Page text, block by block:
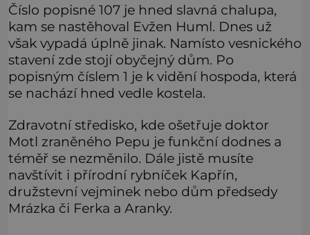
Číslo popisné 107 je hned slavná chalupa,
kam se nastěhoval Evžen Huml. Dnes už
však vypadá úplně jinak. Namísto vesnického
stavení zde stojí obyčejný dům. Po
popisným číslem 1 je k vidění hospoda, která
se nachází hned vedle kostela.
Zdravotní středisko, kde ošetřuje doktor
Motl zraněného Pepu je funkční dodnes a
téměř se nezměnilo. Dále jistě musíte
navštívit i přírodní rybníček Kapřín,
družstevní vejminek nebo dům předsedy
Mrázka či Ferka a Aranky.